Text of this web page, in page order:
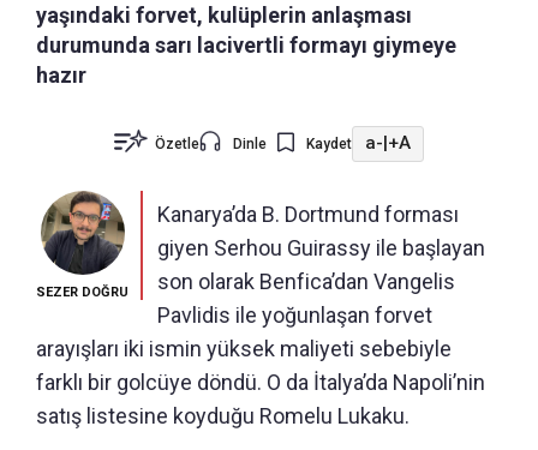
yaşındaki forvet, kulüplerin anlaşması
durumunda sarı lacivertli formayı giymeye
hazır
Özetle Dinle Kaydet a- +A
SEZER DOĞRU
Kanarya’da B. Dortmund forması
giyen Serhou Guirassy ile başlayan
son olarak Benfica’dan Vangelis
Pavlidis ile yoğunlaşan forvet
arayışları iki ismin yüksek maliyeti sebebiyle
farklı bir golcüye döndü. O da İtalya’da Napoli’nin
satış listesine koyduğu Romelu Lukaku.